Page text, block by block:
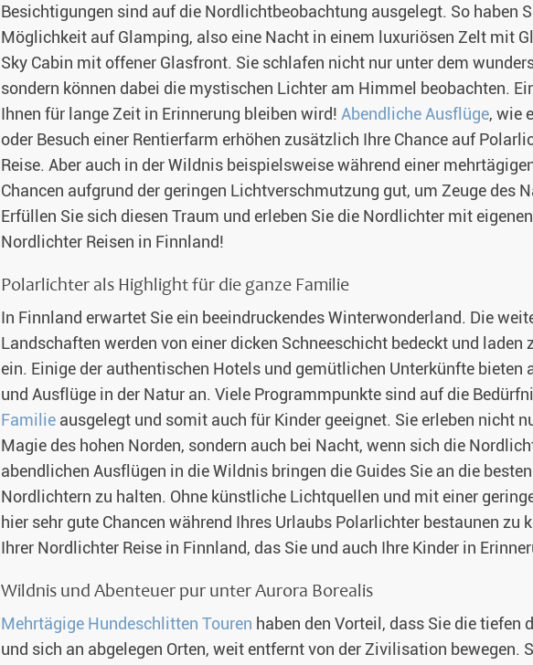
Besichtigungen sind auf die Nordlichtbeobachtung ausgelegt. So haben
Möglichkeit auf Glamping, also eine Nacht in einem luxuriösen Zelt mit
Sky Cabin mit offener Glasfront. Sie schlafen nicht nur unter dem
sondern können dabei die mystischen Lichter am Himmel beobachten.
Ihnen für lange Zeit in Erinnerung bleiben wird! Abendliche Ausflüge, wie
oder Besuch einer Rentierfarm erhöhen zusätzlich Ihre Chance auf
Reise. Aber auch in der Wildnis beispielsweise während einer
Chancen aufgrund der geringen Lichtverschmutzung gut, um Zeuge des
Erfüllen Sie sich diesen Traum und erleben Sie die Nordlichter mit
Nordlichter Reisen in Finnland!
Polarlichter als Highlight für die ganze Familie
In Finnland erwartet Sie ein beeindruckendes Winterwonderland. Die
Landschaften werden von einer dicken Schneeschicht bedeckt und laden
ein. Einige der authentischen Hotels und gemütlichen Unterkünfte
und Ausflüge in der Natur an. Viele Programmpunkte sind auf die
Familie ausgelegt und somit auch für Kinder geeignet. Sie erleben nicht
Magie des hohen Norden, sondern auch bei Nacht, wenn sich die
abendlichen Ausflügen in die Wildnis bringen die Guides Sie an die
Nordlichtern zu halten. Ohne künstliche Lichtquellen und mit einer
hier sehr gute Chancen während Ihres Urlaubs Polarlichter bestaunen zu
Ihrer Nordlichter Reise in Finnland, das Sie und auch Ihre Kinder in
Wildnis und Abenteuer pur unter Aurora Borealis
Mehrtägige Hundeschlitten Touren haben den Vorteil, dass Sie die tiefen
und sich an abgelegen Orten, weit entfernt von der Zivilisation bewegen.